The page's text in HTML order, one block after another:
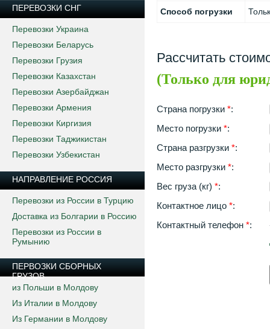
ПЕРЕВОЗКИ СНГ
Перевозки Украина
Перевозки Беларусь
Перевозки Грузия
Перевозки Казахстан
Перевозки Азербайджан
Перевозки Армения
Перевозки Киргизия
Перевозки Таджикистан
Перевозки Узбекистан
НАПРАВЛЕНИЕ РОССИЯ
Перевозки из России в Турцию
Доставка из Болгарии в Россию
Перевозки из России в
Румынию
ПЕРВОЗКИ СБОРНЫХ
ГРУЗОВ
из Польши в Молдову
Из Италии в Молдову
Из Германии в Молдову
Способ погрузки
Рассчитать
(Только для